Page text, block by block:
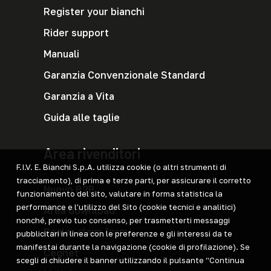
Register your bianchi
Rider support
Manuali
Garanzia Convenzionale Standard
Garanzia a Vita
Guida alle taglie
Area rivenditori
Nuovo B2B
Area download
Dealer claim form
Cegnet
F.I.V. E. Bianchi S.p.A. utilizza cookie (o altri strumenti di
tracciamento), di prima e terze parti, per assicurare il corretto
funzionamento del sito, valutare in forma statistica la
performance e l’utilizzo del Sito (cookie tecnici e analitici)
nonché, previo tuo consenso, per trasmetterti messaggi
pubblicitari in linea con le preferenze e gli interessi da te
manifestai durante la navigazione (cookie di profilazione). Se
scegli di chiudere il banner utilizzando il pulsante “Continua